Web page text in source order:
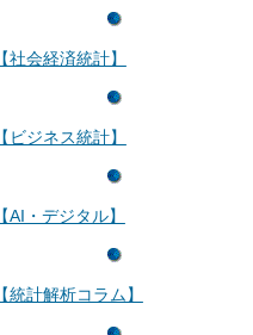
【社会経済統計】
【ビジネス統計】
【AI・デジタル】
【統計解析コラム】